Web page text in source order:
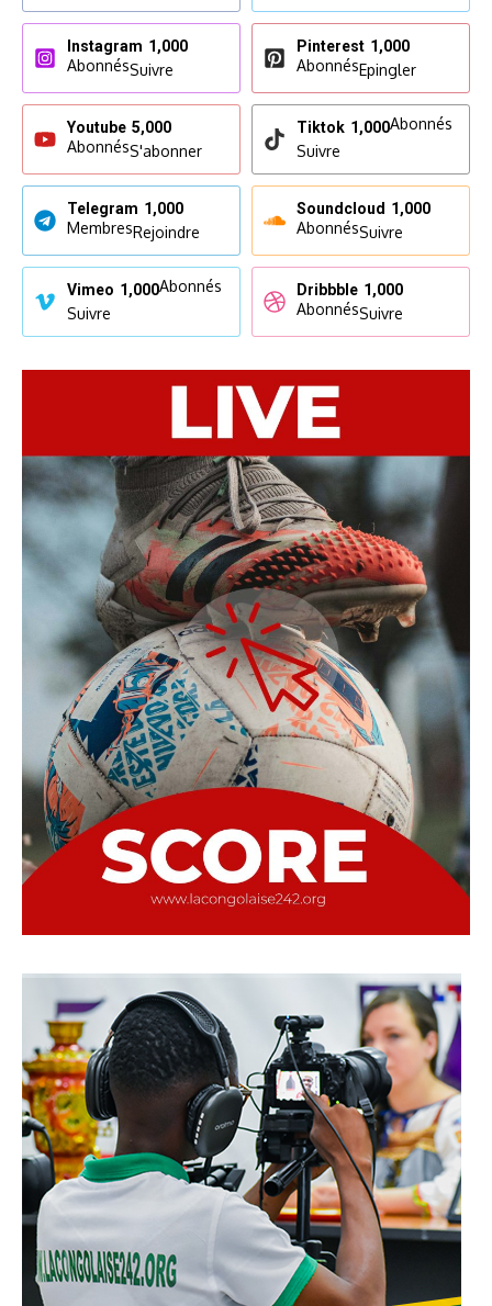
Instagram 1,000
AbonnésSuivre
Pinterest 1,000
AbonnésEpingler
Youtube 5,000
AbonnésS'abonner
Tiktok 1,000Abonnés
Suivre
Telegram 1,000
MembresRejoindre
Soundcloud 1,000
AbonnésSuivre
Vimeo 1,000Abonnés
Suivre
Dribbble 1,000
AbonnésSuivre